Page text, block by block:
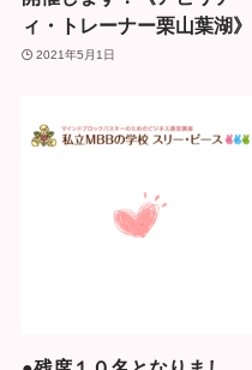
ィ・トレーナー栗山葉湖》
2021年5月1日